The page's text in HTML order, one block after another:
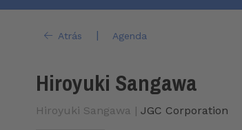
Atrás | Agenda
Hiroyuki Sangawa
Hiroyuki Sangawa | JGC Corporation